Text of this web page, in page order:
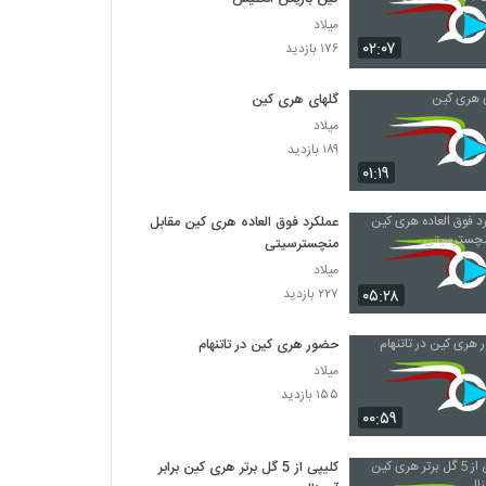
۰۲:۰۷
میلاد
۱۷۶ بازدید
۰۱:۱۹
گلهای هری کین
میلاد
۱۸۹ بازدید
۰۵:۲۸
عملکرد فوق العاده هری کین مقابل
منچسترسیتی
میلاد
۲۲۷ بازدید
۰۰:۵۹
حضور هری کین در تاتنهام
میلاد
۱۵۵ بازدید
کلیپی از 5 گل برتر هری کین برابر